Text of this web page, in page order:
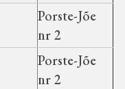
Porste-Jõe
nr 2
Porste-Jõe
nr 2